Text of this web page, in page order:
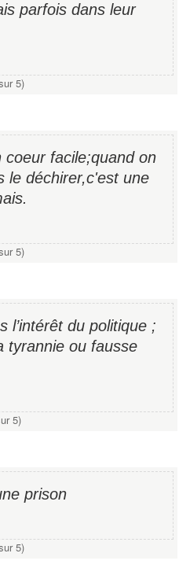
parfois dans leur
5)
facile;quand on
le déchirer,c'est une
5)
l’intérêt du politique ;
tyrannie ou fausse
5)
prison
5)